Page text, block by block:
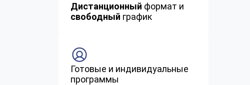
Дистанционный формат и
свободный график
Готовые и индивидуальные
программы